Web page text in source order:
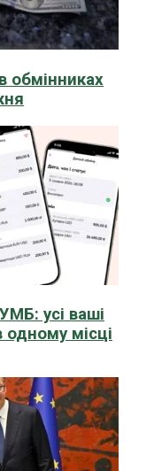
обмінниках
усі ваші
одному місці